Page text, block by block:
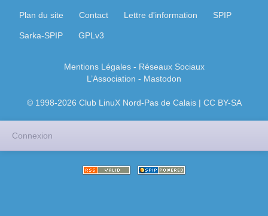
Plan du site Contact Lettre d'information SPIP
Sarka-SPIP GPLv3
Mentions Légales- Réseaux Sociaux
L’Association - Mastodon
© 1998-2026 Club LinuX Nord-Pas de Calais | CC BY-SA
Connexion